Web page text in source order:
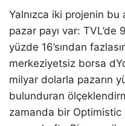
Yalnızca iki projenin
pazar payı var: TVL’de
yüzde 16’sından
merkeziyetsiz borsa
milyar dolarla pazarın
bulunduran
zamanda bir